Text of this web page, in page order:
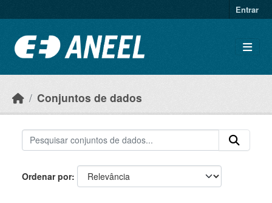
Entrar
Conjuntos de dados
Ordenar por